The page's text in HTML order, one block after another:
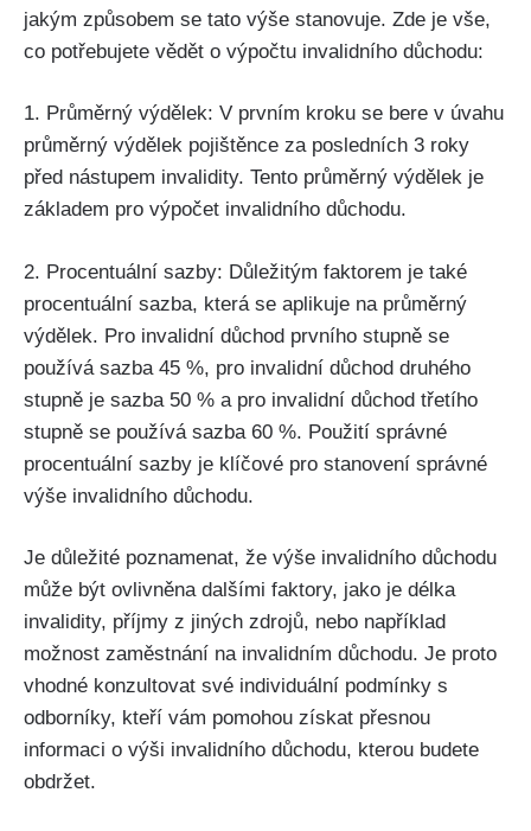
jakým způsobem se tato výše stanovuje. Zde je vše,
co potřebujete vědět o výpočtu invalidního důchodu:
1. Průměrný výdělek: V prvním kroku se bere v úvahu
průměrný výdělek pojištěnce za posledních 3 roky
před nástupem invalidity. Tento průměrný výdělek je
základem pro výpočet invalidního důchodu.
2. Procentuální sazby: Důležitým faktorem je také
procentuální sazba, která se aplikuje na průměrný
výdělek. Pro invalidní důchod prvního stupně se
používá sazba 45 %, pro invalidní důchod druhého
stupně je sazba 50 % a pro invalidní důchod třetího
stupně se používá sazba 60 %. Použití správné
procentuální sazby je klíčové pro stanovení správné
výše invalidního důchodu.
Je důležité poznamenat, že výše invalidního důchodu
může být ovlivněna dalšími faktory, jako je délka
invalidity, příjmy z jiných zdrojů, nebo například
možnost zaměstnání na invalidním důchodu. Je proto
vhodné konzultovat své individuální podmínky s
odborníky, kteří vám pomohou získat přesnou
informaci o výši invalidního důchodu, kterou budete
obdržet.